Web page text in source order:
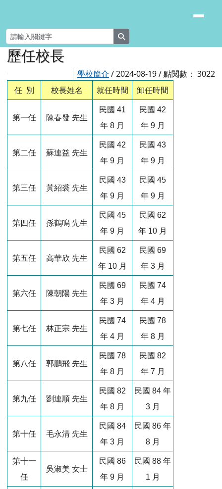
主內容區域
歷任校長
學校簡介 / 2024-08-19 / 點閱數： 3022
任 別 校長姓名 就任時間 卸任時間
第一任 陳春發 先生
民國 41
年 8 月
民國 42
年 9 月
第二任 蘇連益 先生
民國 42
年 9 月
民國 43
年 9 月
第三任 黃紹裘 先生
民國 43
年 9 月
民國 45
年 9 月
第四任 孫鶴鳴 先生
民國 45
年 9 月
民國 62
年 10 月
第五任 高華欣 先生
民國 62
年 10 月
民國 69
年 3 月
第六任 陳朝陽 先生
民國 69
年 3 月
民國 74
年 4 月
第七任 林正宗 先生
民國 74
年 4 月
民國 78
年 8 月
第八任 郭鵬飛 先生
民國 78
年 8 月
民國 82
年 7 月
第九任 劉連順 先生
民國 82
年 8 月
民國 84 年
3 月
第十任 毛永清 先生
民國 84
年 3 月
民國 86 年
8 月
第十一
任
吳淑美 女士
民國 86
年 9 月
民國 88 年
1 月
頁尾區域